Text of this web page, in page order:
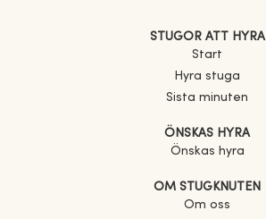
STUGOR ATT HYRA
Start
Hyra stuga
Sista minuten
ÖNSKAS HYRA
Önskas hyra
OM STUGKNUTEN
Om oss